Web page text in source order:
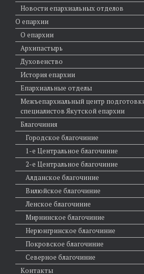
Новости епархиальных отделов
О епархии
О епархии
Архипастырь
Духовенство
История епархии
Епархиальные отделы
Межъепархиальный центр
специалистов Якутской епархии
Благочиния
Городское благочиние
1-е Центральное благочиние
2-е Центральное благочиние
Алданское благочиние
Вилюйское благочиние
Ленское благочиние
Мирнинское благочиние
Нерюнгринское благочиние
Покровское благочиние
Северное благочиние
Контакты